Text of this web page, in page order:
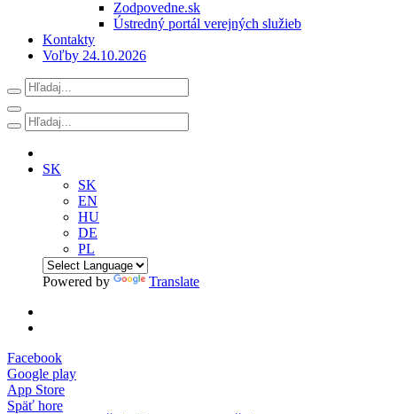
Zodpovedne.sk
Ústredný portál verejných služieb
Kontakty
Voľby 24.10.2026
SK
SK
EN
HU
DE
PL
Powered by Translate
Facebook
Google play
App Store
Späť hore